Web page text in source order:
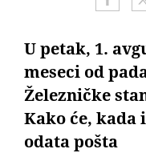
U petak, 1.
meseci od
Železničke
Kako će,
odata pošta